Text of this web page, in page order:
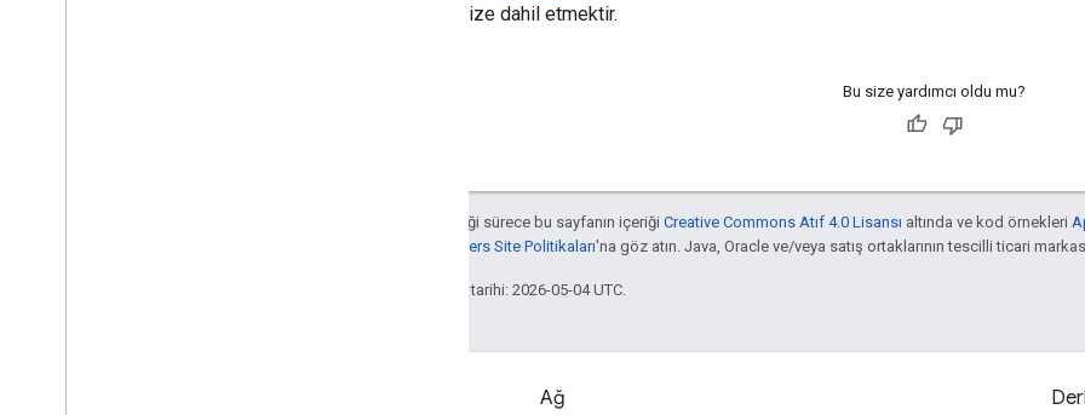
SSML'nize dahil etmektir.
Bu size yardımcı oldu mu?
Aksi belirtilmediği sürece bu sayfanın içeriği Creative Commons Atıf 4.0 Lisansı altında ve kod örnekleri
Google Developers Site Politikaları'na göz atın. Java, Oracle ve/veya satış ortaklarının tescilli ticari
Son güncelleme tarihi: 2026-05-04 UTC.
Ağ